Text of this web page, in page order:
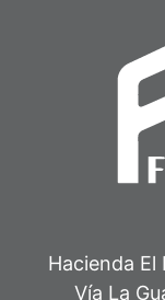
Hacienda
Vía La